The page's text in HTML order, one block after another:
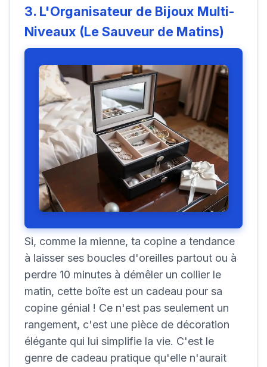
3. L'Organisateur de Bijoux Multi-
Niveaux (Le Sauveur de Matins)
Si, comme la mienne, ta copine a tendance
à laisser ses boucles d'oreilles partout ou à
perdre 10 minutes à démêler un collier le
matin, cette boîte est un cadeau pour sa
copine génial ! Ce n'est pas seulement un
rangement, c'est une pièce de décoration
élégante qui lui simplifie la vie. C'est le
genre de cadeau pratique qu'elle n'aurait